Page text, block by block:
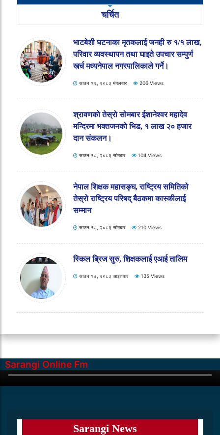
चर्चित
भाटबेशी घटनाका मृतकलाई जनही रु १/१ लाख,
परिवार व्यवस्थापन तथा घाइते उपचार सम्पुर्ण
खर्च मध्यनेपाल नगरपालिकाले गर्ने।
साउन १२, २०८३ मंगलबार 206 Views
श्रावणको तेस्रो सोमबार ईशानेश्वर महादेव
मन्दिरमा भक्तजनको भिड, १ लाख २० हजार
दान संकलन।
साउन १८, २०८३ सोमबार 104 Views
नेपाल शिक्षक महासङ्घ, राष्ट्रिय समितिको
तेस्रो राष्ट्रिय परिषद् बैठकमा कास्कीलाई
सम्मान
साउन १८, २०८३ सोमबार 210 Views
स्किल ब्रिज सुरु, शिक्षकलाई एआई तालिम
साउन १७, २०८३ आइतबार 135 Views
‘आखरहील्मा’ लोकार्पण
साउन १४, २०८३ बिहिबार
Sarangi Online Fm
Sarangi News